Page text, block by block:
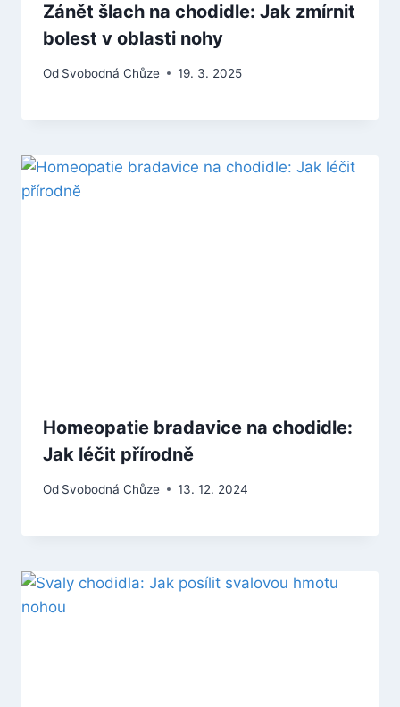
Zánět šlach na chodidle: Jak zmírnit
bolest v oblasti nohy
Od Svobodná Chůze 19. 3. 2025
Homeopatie bradavice na chodidle:
Jak léčit přírodně
Od Svobodná Chůze 13. 12. 2024